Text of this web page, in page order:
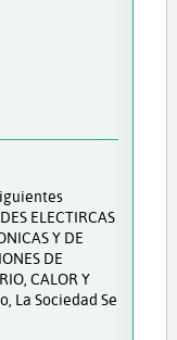
ELECTIRCAS
Y DE
DE
CALOR Y
La Sociedad Se